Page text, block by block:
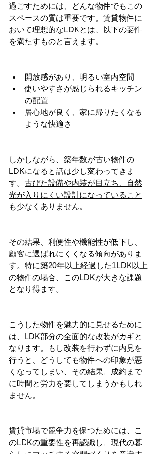
過ごすためには、どんな物件でもこの
スペースの質は重要です。賃貸物件に
おいて理想的なLDKとは、以下の要件
を満たすものと言えます。
開放感があり、明るい室内空間
使いやすさが感じられるキッチン
の配置
居心地が良く、家に帰りたくなる
ような快適さ
しかしながら、築年数が古い物件の
LDKになると話は少し変わってきま
す。 古びた設備や内装が目立ち、自然
光が入りにくい設計になっていること
も少なくありません。
その結果、利便性や機能性が低下し、
顧客に選ばれにくくなる傾向がありま
す。特に築20年以上経過した1LDK以上
の物件の場合、このLDKが大きな課題
となり得ます。
こうした物件を魅力的に見せるために
は、
LDK部分の全面的な改装がカギと
なります。もし改装を行わずに内見を
行うと、どうしても物件への印象が悪
くなってしまい、その結果、成約まで
に時間と労力を要してしまうかもしれ
ません。
賃貸市場で競争力を保つためには、こ
のLDKの重要性を再認識し、現代の暮